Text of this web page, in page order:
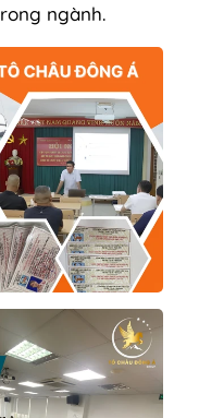
ngành.